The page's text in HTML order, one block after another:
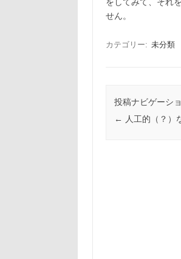
せん。
カテゴリー: 未分類
投稿ナビゲーシ
← 人工的（？）